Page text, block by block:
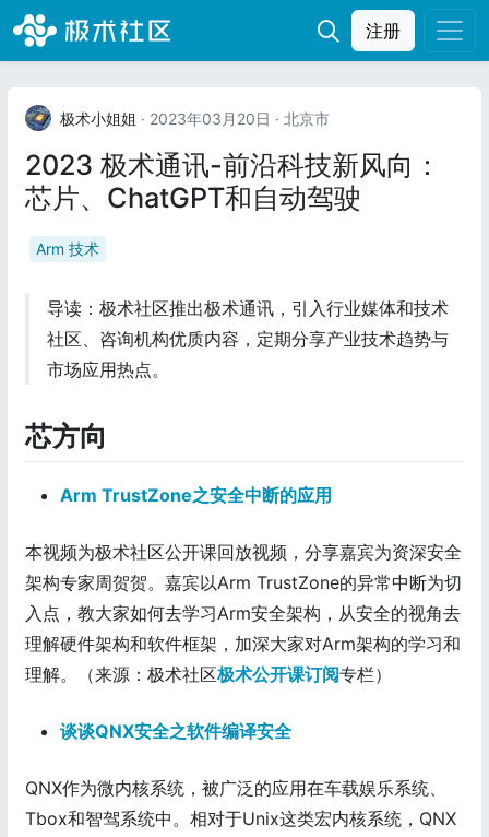
注册
极术小姐姐 · 2023年03月20日 · 北京市
2023 极术通讯-前沿科技新风向：
芯片、ChatGPT和自动驾驶
Arm 技术
导读：极术社区推出极术通讯，引入行业媒体和技术
社区、咨询机构优质内容，定期分享产业技术趋势与
市场应用热点。
芯方向
Arm TrustZone之安全中断的应用
本视频为极术社区公开课回放视频，分享嘉宾为资深安全
架构专家周贺贺。嘉宾以Arm TrustZone的异常中断为切
入点，教大家如何去学习Arm安全架构，从安全的视角去
理解硬件架构和软件框架，加深大家对Arm架构的学习和
理解。（来源：极术社区极术公开课订阅专栏）
谈谈QNX安全之软件编译安全
QNX作为微内核系统，被广泛的应用在车载娱乐系统、
Tbox和智驾系统中。相对于Unix这类宏内核系统，QNX